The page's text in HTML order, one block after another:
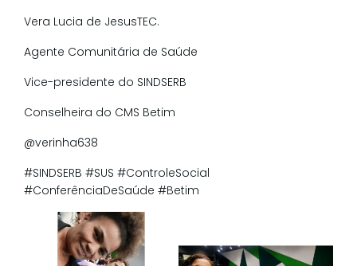
Vera Lucia de JesusTEC.
Agente Comunitária de Saúde
Vice-presidente do SINDSERB
Conselheira do CMS Betim
@verinha638
#SINDSERB #SUS #ControleSocial
#ConferênciaDeSaúde #Betim